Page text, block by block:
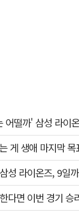
다면 이번 경기 승